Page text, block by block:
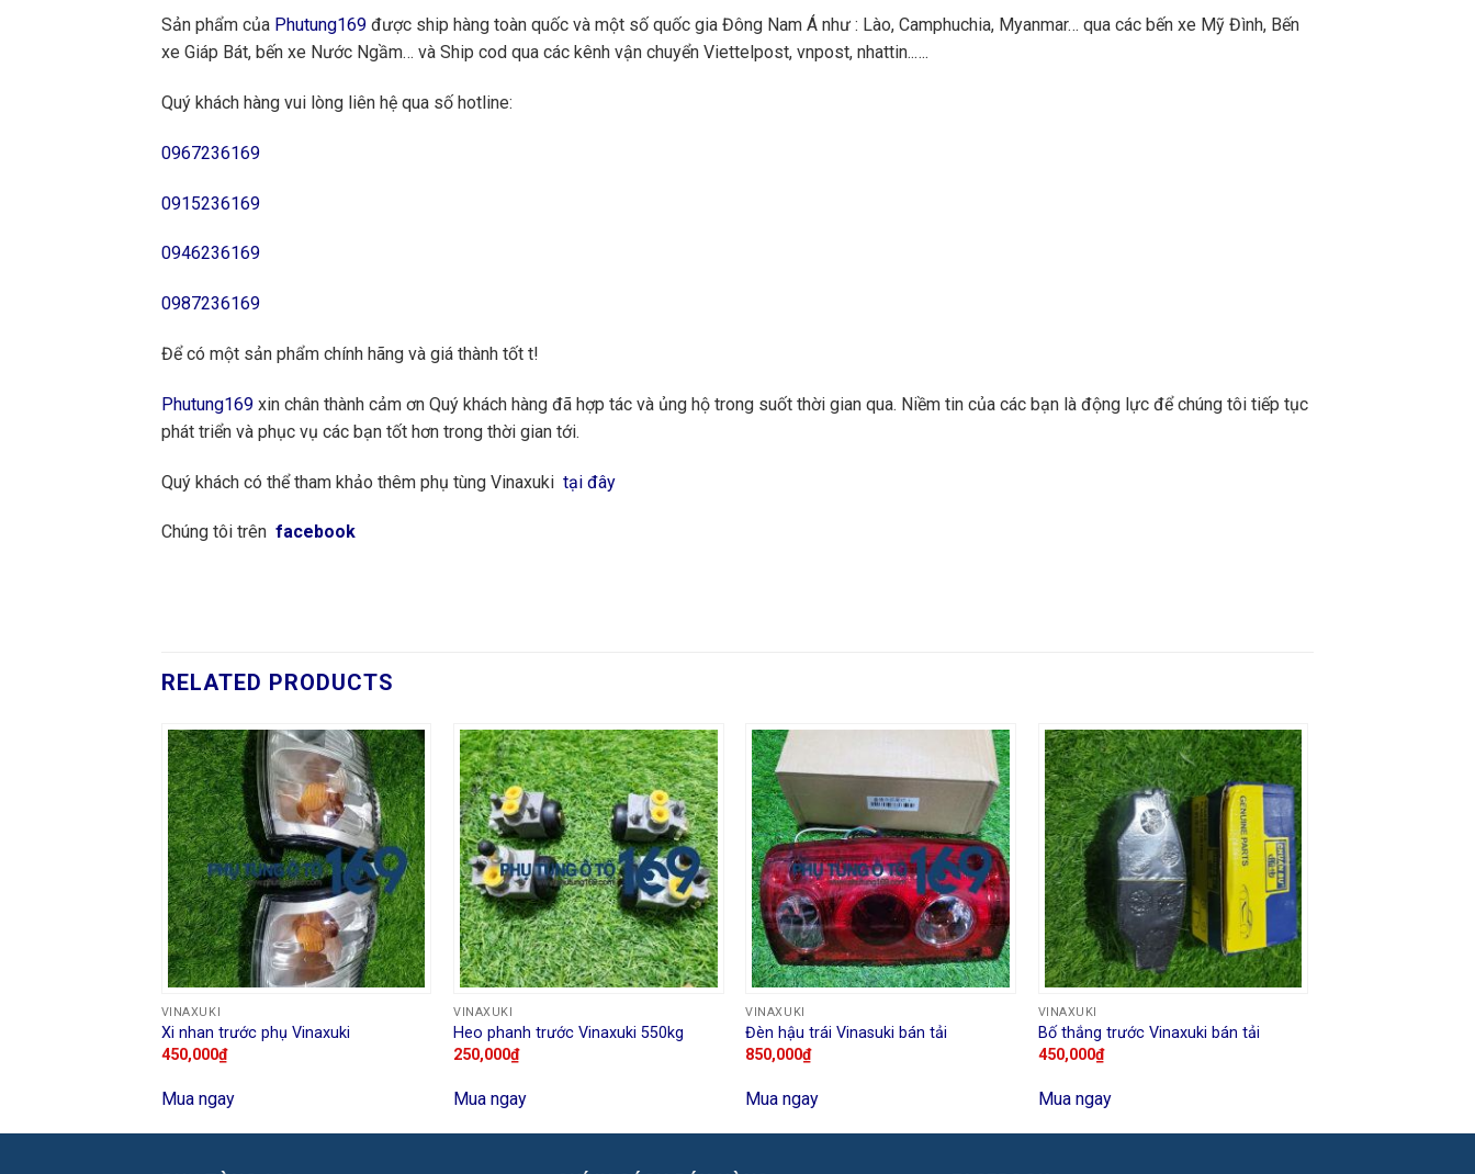
Sản phẩm của Phutung169 được ship hàng toàn quốc và một số quốc gia Đông Nam Á như : Lào, Camphuchia, Myanmar… qua các bến xe Mỹ Đình, Bến
xe Giáp Bát, bến xe Nước Ngầm… và Ship cod qua các kênh vận chuyển Viettelpost, vnpost, nhattin..….
Quý khách hàng vui lòng liên hệ qua số hotline:
0967236169
0915236169
0946236169
0987236169
Để có một sản phẩm chính hãng và giá thành tốt t!
Phutung169 xin chân thành cảm ơn Quý khách hàng đã hợp tác và ủng hộ trong suốt thời gian qua. Niềm tin của các bạn là động lực để chúng tôi tiếp tục
phát triển và phục vụ các bạn tốt hơn trong thời gian tới.
Quý khách có thể tham khảo thêm phụ tùng Vinaxuki tại đây
Chúng tôi trên facebook
RELATED PRODUCTS
VINAXUKI
Xi nhan trước phụ Vinaxuki
450,000₫
Mua ngay
VINAXUKI
Heo phanh trước Vinaxuki 550kg
250,000₫
Mua ngay
VINAXUKI
Đèn hậu trái Vinasuki bán tải
850,000₫
Mua ngay
VINAXUKI
Bố thắng trước Vinaxuki bán tải
450,000₫
Mua ngay